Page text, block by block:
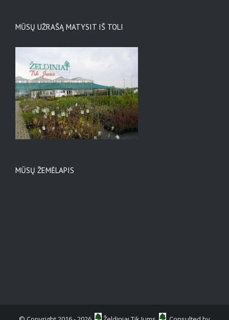
MŪSŲ UŽRAŠĄ MATYSIT IŠ TOLI
MŪSŲ ŽEMĖLAPIS